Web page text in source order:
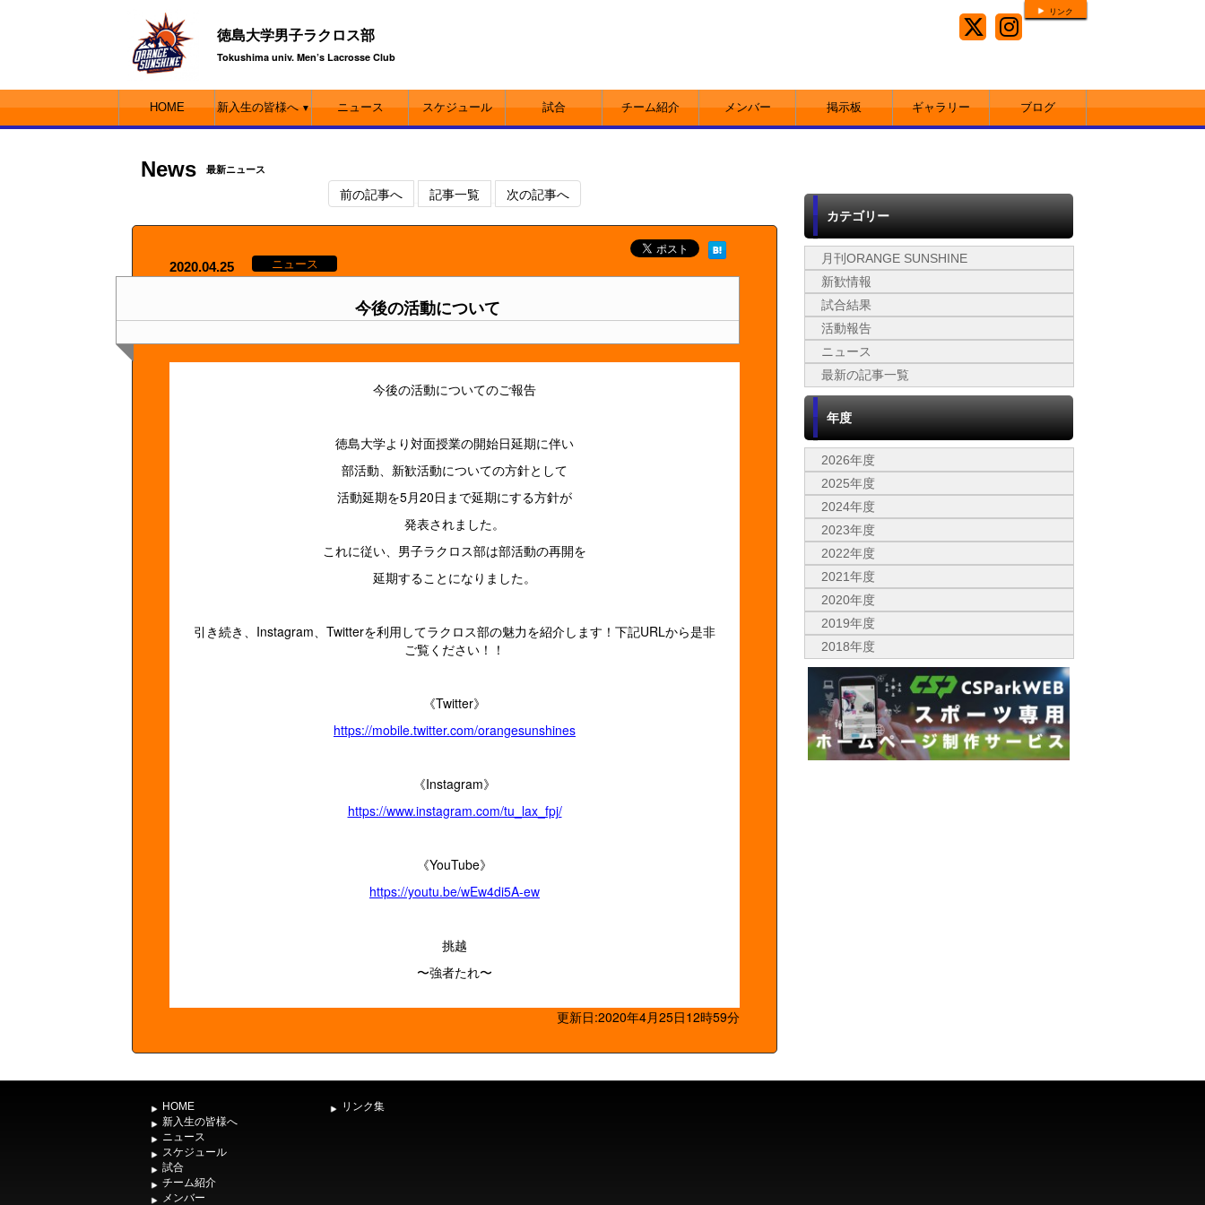
リンク
徳島大学男子ラクロス部
Tokushima univ. Men’s Lacrosse Club
HOME 新入生の皆様へ▼ ニュース スケジュール 試合 チーム紹介 メンバー 掲示板 ギャラリー ブログ
News 最新ニュース
前の記事へ 記事一覧 次の記事へ
2020.04.25 ニュース
今後の活動について
今後の活動についてのご報告
徳島大学より対面授業の開始日延期に伴い
部活動、新歓活動についての方針として
活動延期を5月20日まで延期にする方針が
発表されました。
これに従い、男子ラクロス部は部活動の再開を
延期することになりました。
引き続き、Instagram、Twitterを利用してラクロス部の魅力を紹介します！下記URLから是非
ご覧ください！！
《Twitter》
https://mobile.twitter.com/orangesunshines
《Instagram》
https://www.instagram.com/tu_lax_fpj/
《YouTube》
https://youtu.be/wEw4di5A-ew
挑越
〜強者たれ〜
更新日:2020年4月25日12時59分
カテゴリー
月刊ORANGE SUNSHINE
新歓情報
試合結果
活動報告
ニュース
最新の記事一覧
年度
2026年度
2025年度
2024年度
2023年度
2022年度
2021年度
2020年度
2019年度
2018年度
HOME
新入生の皆様へ
ニュース
スケジュール
試合
チーム紹介
メンバー
リンク集